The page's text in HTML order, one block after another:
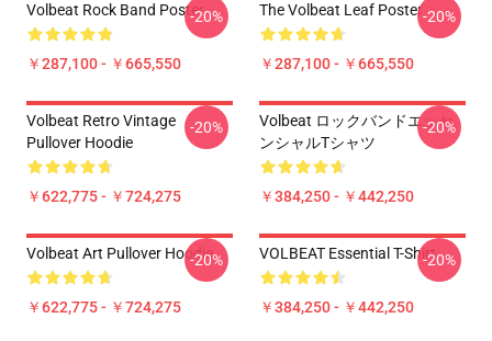
Volbeat Rock Band Poster
￥287,100 - ￥665,550
-20% The Volbeat Leaf Poster
￥287,100 - ￥665,550
-20%
Volbeat Retro Vintage
Pullover Hoodie
￥622,775 - ￥724,275
-20%
Volbeat ロックバンドエッセ
ンシャルTシャツ
￥384,250 - ￥442,250
-20%
Volbeat Art Pullover Hoodie
￥622,775 - ￥724,275
-20% VOLBEAT Essential T-Shirt
￥384,250 - ￥442,250
-20%